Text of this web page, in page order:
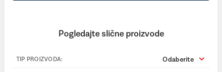
Pogledajte slične proizvode
TIP PROIZVODA: Odaberite